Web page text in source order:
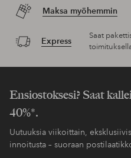
Maksa myöhemmin
Express
Saat
Ensiostoksesi? Saat
40%*.
Uutuuksia viikoittain,
innoitusta – suoraan